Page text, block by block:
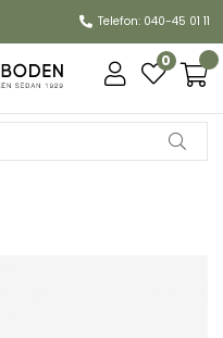
Telefon: 040-45 01 11
0